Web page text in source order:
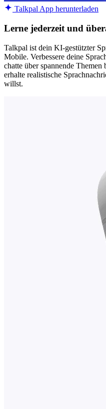
Talkpal App herunterladen
Lerne jederzeit und
Talkpal ist dein KI-gestützter
Mobile. Verbessere deine
chatte über spannende
erhalte realistische
willst.